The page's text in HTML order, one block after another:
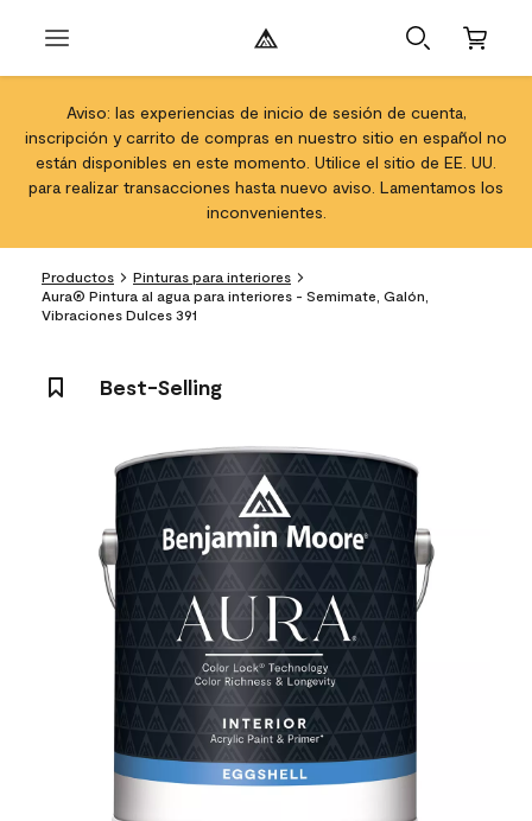
Aviso: las experiencias de inicio de sesión de cuenta,
inscripción y carrito de compras en nuestro sitio en español no
están disponibles en este momento. Utilice el sitio de EE. UU.
para realizar transacciones hasta nuevo aviso. Lamentamos los
inconvenientes.
Productos
Pinturas para interiores
Aura® Pintura al agua para interiores - Semimate, Galón,
Vibraciones Dulces 391
Best-Selling